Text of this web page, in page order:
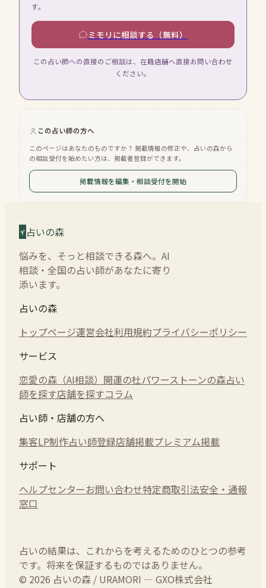
す。
ミモリに相談する（無料）
この占い師への直接のご相談は、在籍店舗へ直接お問い合わせ
ください。
この占い師の方へ
このページはあなたのものですか？ 掲載情報の修正や、占いの森から
の相談受付を始めたい方は、掲載者登録ができます。
掲載情報を編集・相談受付を開始
占いの森
悩みを、そっと相談できる森へ。AI
相談・全国の占い師があなたに寄り
添います。
占いの森
トップページ運営会社利用規約プライバシーポリシー
サービス
恋愛の森（AI相談） 開運の杜パワーストーンの森占い
師を探す店舗を探すコラム
占い師・店舗の方へ
集客LP制作占い師登録店舗掲載プレミアム掲載
サポート
ヘルプセンターお問い合わせ特定商取引法安全・通報
窓口
占いの結果は、これからを考えるためのひとつの参考
です。将来を保証するものではありません。
© 2026 占いの森 / URAMORI — GXO株式会社